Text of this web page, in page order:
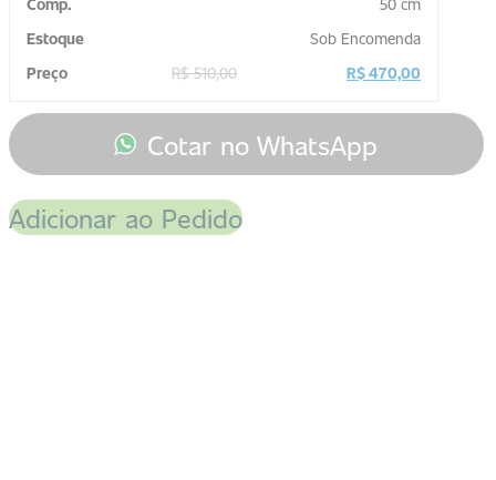
Sob Encomenda
R$510,00 R$470,00
Cotar no WhatsApp
Adicionar ao Pedido